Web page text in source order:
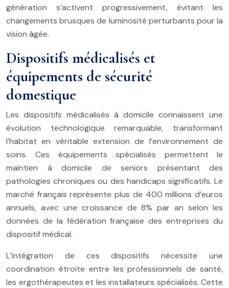
génération s’activent progressivement, évitant les
changements brusques de luminosité perturbants pour la
vision âgée.
Dispositifs médicalisés et
équipements de sécurité
domestique
Les dispositifs médicalisés à domicile connaissent une
évolution technologique remarquable, transformant
l’habitat en véritable extension de l’environnement de
soins. Ces équipements spécialisés permettent le
maintien à domicile de seniors présentant des
pathologies chroniques ou des handicaps significatifs. Le
marché français représente plus de 400 millions d’euros
annuels, avec une croissance de 8% par an selon les
données de la fédération française des entreprises du
dispositif médical.
L’intégration de ces dispositifs nécessite une
coordination étroite entre les professionnels de santé,
les ergothérapeutes et les installateurs spécialisés. Cette